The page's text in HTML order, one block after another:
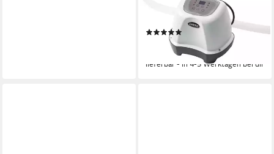
Chlorgenerator Salzwasser-
System ECO Krystal Clear
120,49 €
mtl. in 12 Raten
lieferbar - in 4-5 Werktagen bei dir